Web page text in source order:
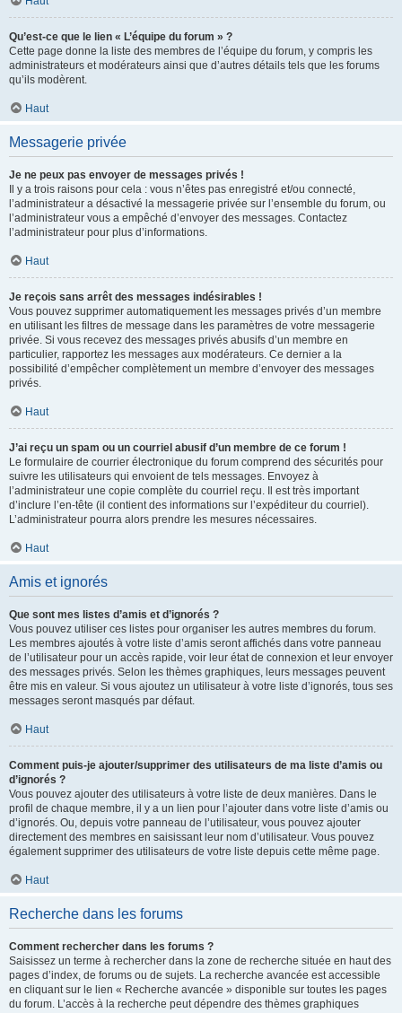
Qu’est-ce que le lien « L’équipe du forum » ?
Cette page donne la liste des membres de l’équipe du forum, y compris les
administrateurs et modérateurs ainsi que d’autres détails tels que les forums
qu’ils modèrent.
Haut
Messagerie privée
Je ne peux pas envoyer de messages privés !
Il y a trois raisons pour cela : vous n’êtes pas enregistré et/ou connecté,
l’administrateur a désactivé la messagerie privée sur l’ensemble du forum, ou
l’administrateur vous a empêché d’envoyer des messages. Contactez
l’administrateur pour plus d’informations.
Haut
Je reçois sans arrêt des messages indésirables !
Vous pouvez supprimer automatiquement les messages privés d’un membre
en utilisant les filtres de message dans les paramètres de votre messagerie
privée. Si vous recevez des messages privés abusifs d’un membre en
particulier, rapportez les messages aux modérateurs. Ce dernier a la
possibilité d’empêcher complètement un membre d’envoyer des messages
privés.
Haut
J’ai reçu un spam ou un courriel abusif d’un membre de ce forum !
Le formulaire de courrier électronique du forum comprend des sécurités pour
suivre les utilisateurs qui envoient de tels messages. Envoyez à
l’administrateur une copie complète du courriel reçu. Il est très important
d’inclure l’en-tête (il contient des informations sur l’expéditeur du courriel).
L’administrateur pourra alors prendre les mesures nécessaires.
Haut
Amis et ignorés
Que sont mes listes d’amis et d’ignorés ?
Vous pouvez utiliser ces listes pour organiser les autres membres du forum.
Les membres ajoutés à votre liste d’amis seront affichés dans votre panneau
de l’utilisateur pour un accès rapide, voir leur état de connexion et leur envoyer
des messages privés. Selon les thèmes graphiques, leurs messages peuvent
être mis en valeur. Si vous ajoutez un utilisateur à votre liste d’ignorés, tous ses
messages seront masqués par défaut.
Haut
Comment puis-je ajouter/supprimer des utilisateurs de ma liste d’amis ou
d’ignorés ?
Vous pouvez ajouter des utilisateurs à votre liste de deux manières. Dans le
profil de chaque membre, il y a un lien pour l’ajouter dans votre liste d’amis ou
d’ignorés. Ou, depuis votre panneau de l’utilisateur, vous pouvez ajouter
directement des membres en saisissant leur nom d’utilisateur. Vous pouvez
également supprimer des utilisateurs de votre liste depuis cette même page.
Haut
Recherche dans les forums
Comment rechercher dans les forums ?
Saisissez un terme à rechercher dans la zone de recherche située en haut des
pages d’index, de forums ou de sujets. La recherche avancée est accessible
en cliquant sur le lien « Recherche avancée » disponible sur toutes les pages
du forum. L’accès à la recherche peut dépendre des thèmes graphiques